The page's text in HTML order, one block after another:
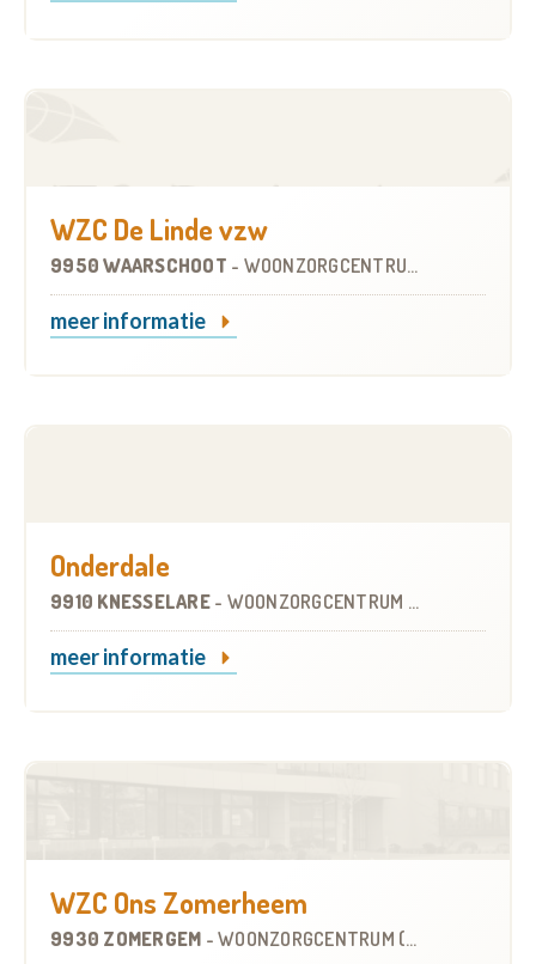
WZC De Linde vzw
9950 WAARSCHOOT - WOONZORGCENTRUM (WZC)
meer informatie
Onderdale
9910 KNESSELARE - WOONZORGCENTRUM (WZC)
meer informatie
WZC Ons Zomerheem
9930 ZOMERGEM - WOONZORGCENTRUM (WZC)